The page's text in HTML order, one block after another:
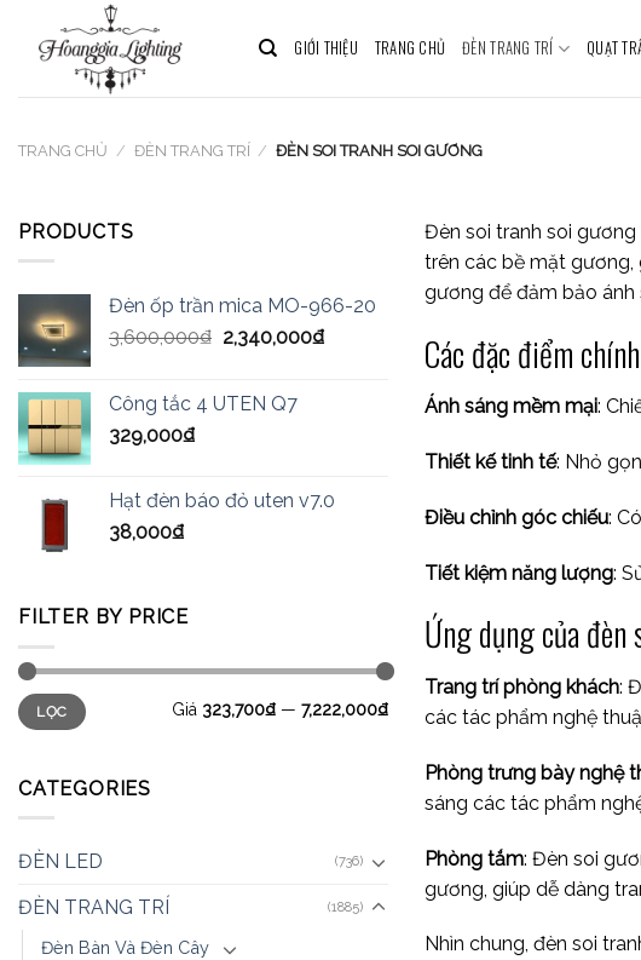
GIỚI THIỆU TRANG CHỦ ĐÈN TRANG TRÍ QUẠT
TRANG CHỦ / ĐÈN TRANG TRÍ / ĐÈN SOI TRANH SOI GƯƠNG
PRODUCTS
Đèn ốp trần mica MO-966-20
3,600,000₫ 2,340,000₫
Công tắc 4 UTEN Q7
329,000₫
Hạt đèn báo đỏ uten v7.0
38,000₫
FILTER BY PRICE
LỌC Giá 323,700₫ — 7,222,000₫
CATEGORIES
ĐÈN LED (736)
ĐÈN TRANG TRÍ (1885)
Đèn Bàn Và Đèn Cây
Đèn soi tranh soi
trên các bề mặt gương,
gương để đảm bảo
Các đặc điểm
Ánh sáng mềm mại:
Thiết kế tinh tế: Nhỏ
Điều chỉnh góc chiếu:
Tiết kiệm năng lượng:
Ứng dụng của
Trang trí phòng khách:
các tác phẩm nghệ
Phòng trưng bày nghệ
sáng các tác phẩm
Phòng tắm: Đèn soi
gương, giúp dễ dàng
Nhìn chung, đèn soi